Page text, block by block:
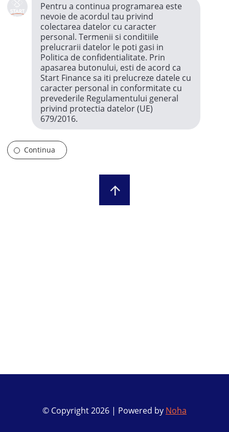
Pentru a continua programarea este
nevoie de acordul tau privind
colectarea datelor cu caracter
personal. Termenii si conditiile
prelucrarii datelor le poti gasi in
Politica de confidentialitate. Prin
apasarea butonului, esti de acord ca
Start Finance sa iti prelucreze datele cu
caracter personal in conformitate cu
prevederile Regulamentului general
privind protectia datelor (UE)
679/2016.
Continua
© Copyright2026 | Powered by Noha